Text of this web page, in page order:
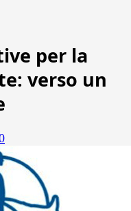
per la
verso un